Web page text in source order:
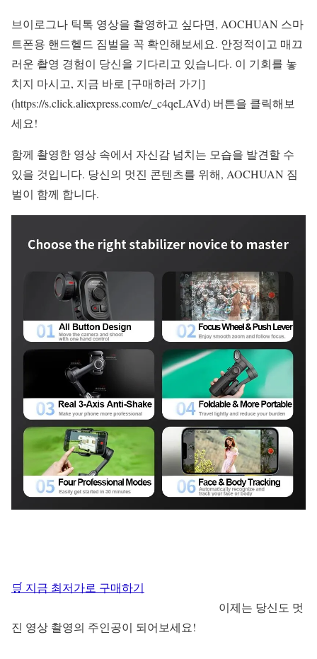
브이로그나 틱톡 영상을 촬영하고 싶다면, AOCHUAN 스마
트폰용 핸드헬드 짐벌을 꼭 확인해보세요. 안정적이고 매끄
러운 촬영 경험이 당신을 기다리고 있습니다. 이 기회를 놓
치지 마시고, 지금 바로 [구매하러 가기]
(https://s.click.aliexpress.com/e/_c4qeLAVd) 버튼을 클릭해보
세요!
함께 촬영한 영상 속에서 자신감 넘치는 모습을 발견할 수
있을 것입니다. 당신의 멋진 콘텐츠를 위해, AOCHUAN 짐
벌이 함께 합니다.
🛒 지금 최저가로 구매하기
이제는 당신도 멋
진 영상 촬영의 주인공이 되어보세요!